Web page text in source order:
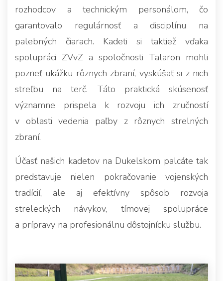
rozhodcov a technickým personálom, čo
garantovalo regulárnosť a disciplínu na
palebných čiarach. Kadeti si taktiež vďaka
spolupráci ZVvZ a spoločnosti Talaron mohli
pozrieť ukážku rôznych zbraní, vyskúšať si z nich
streľbu na terč. Táto praktická skúsenosť
významne prispela k rozvoju ich zručností
v oblasti vedenia paľby z rôznych strelných
zbraní.
Účasť našich kadetov na Dukelskom palcáte tak
predstavuje nielen pokračovanie vojenských
tradícií, ale aj efektívny spôsob rozvoja
streleckých návykov, tímovej spolupráce
a prípravy na profesionálnu dôstojnícku službu.